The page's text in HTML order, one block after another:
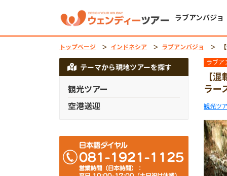
ラブアンバジョ
トップページ インドネシア ラブアンバジョ
【
ラブア
【
ラー
観光ツ
テーマから現地ツアーを探す
観光ツアー
空港送迎